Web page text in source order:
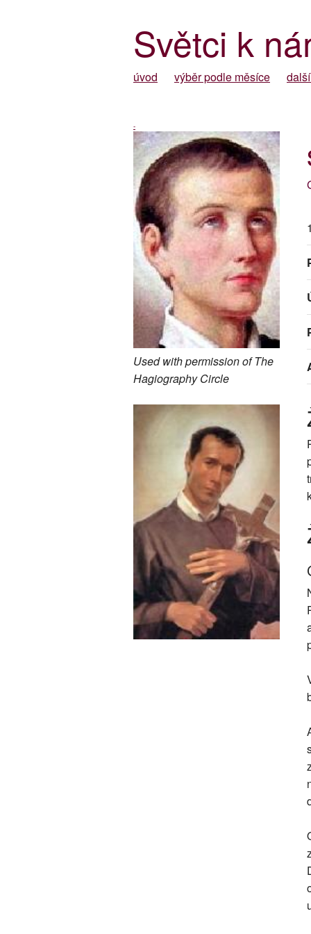
Světci k
úvod výběr podle měsíce
-
Used with permission of The
Hagiography Circle